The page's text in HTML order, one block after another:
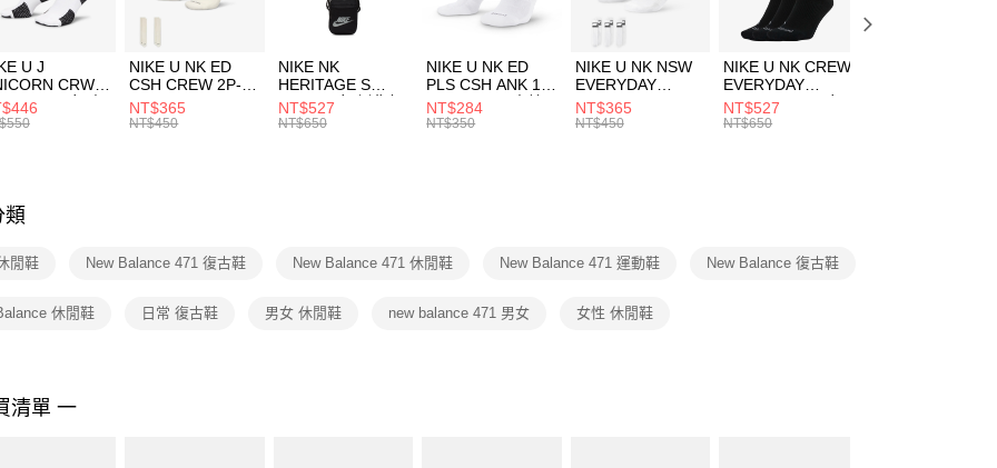
付」結帳頁面，進行簡訊認證並確認金額後，即可完成結帳。
２．訂單成立數日內，您將收到繳費通知簡訊。
３．收到繳費通知簡訊後14天內，點擊此簡訊中的連結，可透過四大超商
／ATM／網路銀行／等多元方式進行付款，方視為交易完成。
※ 請注意：結帳手續完成當下不需立刻繳費，但若您需要取消訂單，請聯
絡購買商品的店家。未經商家同意取消之訂單仍視為有效，需透過AFTEE
先享後付繳納相關費用。
１．透過由恩沛科技股份有限公司提供之「AFTEE先享後付」服務完成之
交易，需依本服務之必要範圍內提供個人資料，並將交易相關給付款項請
２．關於個人資料處理事宜，請瀏覽以下網址：
每筆NT$100，滿NT$1,500(含以上)免運費
付款後門市自取
每筆NT$100，滿NT$1,500(含以上)免運費
U J
CRW
-160 男女 中
FZ3393100
NIKE U NK ED
CSH CREW 2P-
144 EMBRDY 男
女 短統襪
NT$365
NT$450
NIKE NK
HERITAGE S
SMIT 男女 側背包
BA5871010
NT$527
NT$650
NIKE U NK ED
PLS CSH ANK 1P
144 DBL 男 中統
襪 DH4058104
NT$284
NT$350
NIKE U NK NSW
EVERYDAY
ESSENTIAL CR
男女 短統襪
NT$365
NT$450
NIKE U NK CREW
EVERYDAY
BBALL 3PR 男女
長統襪
NT$527
NT$650
類
閒鞋 New Balance 471 復古鞋 New Balance 471 休閒鞋 New Balance 471 運動鞋 New Balance 復古鞋
休閒鞋 日常 復古鞋 男女 休閒鞋 new balance 471 男女 女性 休閒鞋
清單 一